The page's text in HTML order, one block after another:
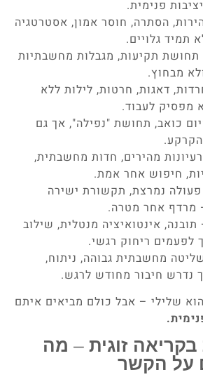
פנימית.
הסתרה, חוסר אמון, אסטרטגיה
תמיד גלויים.
תחושת תקיעות, מגבלות מחשבתיות
מבחוץ.
דאגות, חרטות, לילות ללא
מפסיק לעבוד.
כואב, תחושת "נפילה", אך גם
מהירים, חדות מחשבתית,
חיפוש אחר אמת.
נמרצת, תקשורת ישירה
מרדף אחר מטרה.
אינטואיציה מנטלית, שילוב
לפעמים ריחוק רגשי.
מחשבתית גבוהה, ניתוח,
נדרש חיבור מחודש לרגש.
שלילי – אבל כולם מביאים איתם
זוגית – מה
על הקשר